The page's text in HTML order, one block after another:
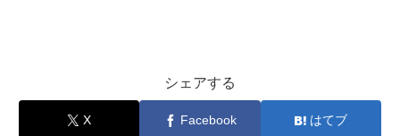
シェアする
X Facebook はてブ